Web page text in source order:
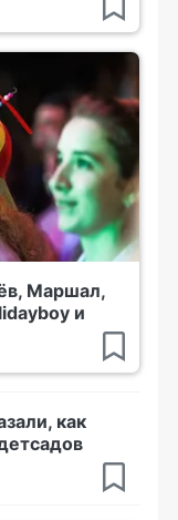
Маршал,
и
как